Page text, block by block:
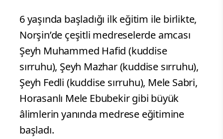
6 yaşında başladığı ilk eğitim ile birlikte,
Norşin’de çeşitli medreselerde amcası
Şeyh Muhammed Hafid (kuddise
sırruhu), Şeyh Mazhar (kuddise sırruhu),
Şeyh Fedli (kuddise sırruhu), Mele Sabri,
Horasanlı Mele Ebubekir gibi büyük
âlimlerin yanında medrese eğitimine
başladı.